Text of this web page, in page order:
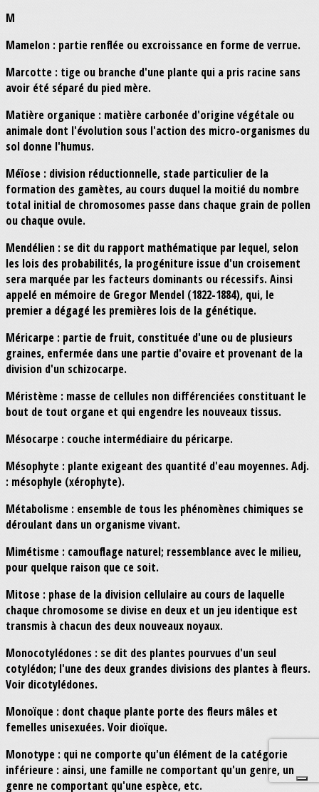
M
Mamelon : partie renflée ou excroissance en forme de verrue.
Marcotte : tige ou branche d'une plante qui a pris racine sans
avoir été séparé du pied mère.
Matière organique : matière carbonée d'origine végétale ou
animale dont l'évolution sous l'action des micro-organismes du
sol donne l'humus.
Méïose : division réductionnelle, stade particulier de la
formation des gamètes, au cours duquel la moitié du nombre
total initial de chromosomes passe dans chaque grain de pollen
ou chaque ovule.
Mendélien : se dit du rapport mathématique par lequel, selon
les lois des probabilités, la progéniture issue d'un croisement
sera marquée par les facteurs dominants ou récessifs. Ainsi
appelé en mémoire de Gregor Mendel (1822-1884), qui, le
premier a dégagé les premières lois de la génétique.
Méricarpe : partie de fruit, constituée d'une ou de plusieurs
graines, enfermée dans une partie d'ovaire et provenant de la
division d'un schizocarpe.
Méristème : masse de cellules non différenciées constituant le
bout de tout organe et qui engendre les nouveaux tissus.
Mésocarpe : couche intermédiaire du péricarpe.
Mésophyte : plante exigeant des quantité d'eau moyennes. Adj.
: mésophyle (xérophyte).
Métabolisme : ensemble de tous les phénomènes chimiques se
déroulant dans un organisme vivant.
Mimétisme : camouflage naturel; ressemblance avec le milieu,
pour quelque raison que ce soit.
Mitose : phase de la division cellulaire au cours de laquelle
chaque chromosome se divise en deux et un jeu identique est
transmis à chacun des deux nouveaux noyaux.
Monocotylédones : se dit des plantes pourvues d'un seul
cotylédon; l'une des deux grandes divisions des plantes à fleurs.
Voir dicotylédones.
Monoïque : dont chaque plante porte des fleurs mâles et
femelles unisexuées. Voir dioïque.
Monotype : qui ne comporte qu'un élément de la catégorie
inférieure : ainsi, une famille ne comportant qu'un genre, un
genre ne comportant qu'une espèce, etc.